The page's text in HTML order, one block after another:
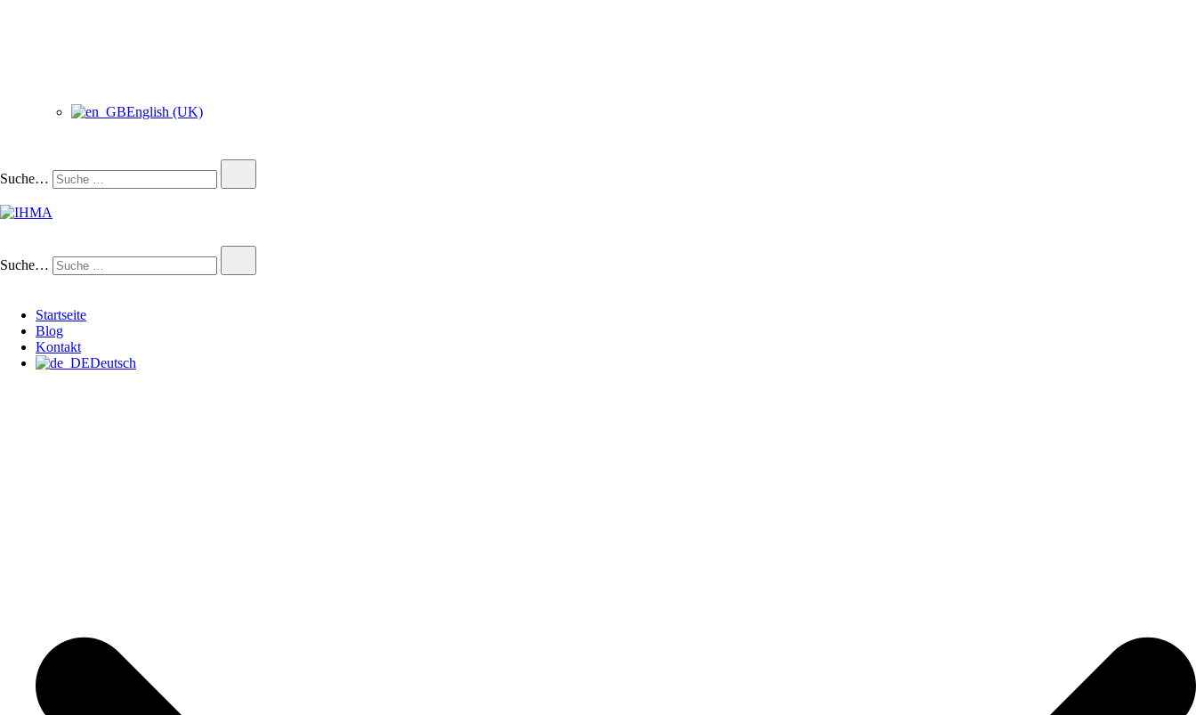
English (UK)
Suche…
Suche…
Startseite
Blog
Kontakt
Deutsch